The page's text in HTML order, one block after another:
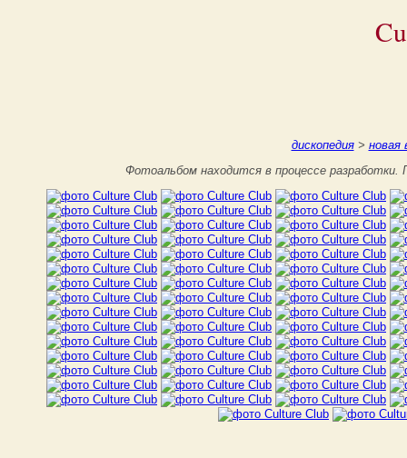
дископедия> новая
Фотоальбом находится в процессе разработки.